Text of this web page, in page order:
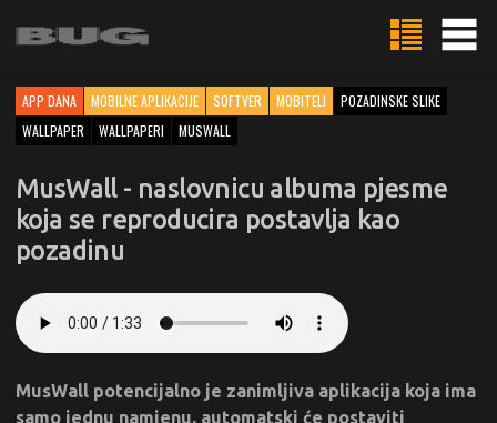
APP DANA MOBILNE APLIKACIJE SOFTVER MOBITELI
POZADINSKE SLIKE
WALLPAPER
WALLPAPERI MUSWALL
MusWall - naslovnicu albuma pjesme
koja se reproducira postavlja kao
pozadinu
MusWall potencijalno je zanimljiva aplikacija koja ima
samo jednu namjenu, automatski će postaviti